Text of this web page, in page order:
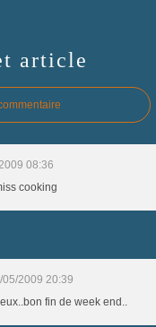
article
08:36
cooking
05/2009 20:39
fin de week end..